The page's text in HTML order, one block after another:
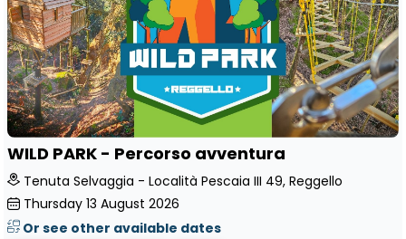
WILD PARK - Percorso avventura
Tenuta Selvaggia - Località Pescaia III 49, Reggello
Thursday 13 August 2026
Or see other available dates